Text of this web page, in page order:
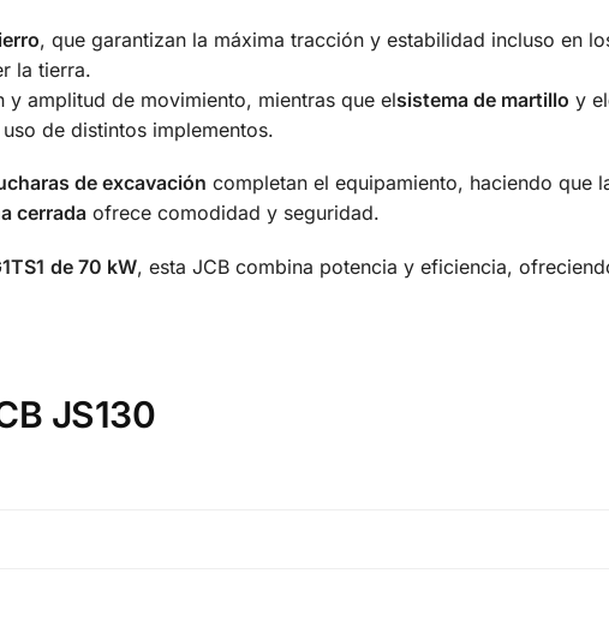
, que garantizan la máxima tracción y estabilidad incluso en
la tierra.
amplitud de movimiento, mientras que elsistema de martillo y el
de distintos implementos.
de excavación completan el equipamiento, haciendo que
cerradaofrece comodidad y seguridad.
de 70 kW, esta JCB combina potencia y eficiencia,
JS130